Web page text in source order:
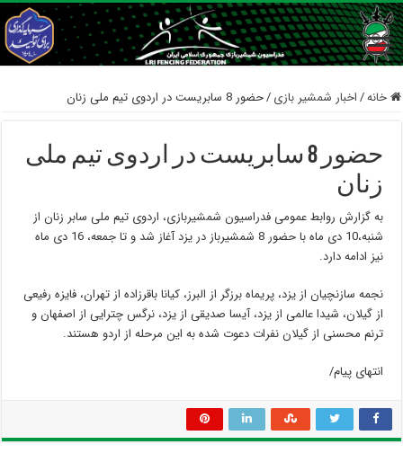
خانه/اخبار شمشیر بازی /حضور 8 سابریست در اردوی تیم ملی زنان
حضور 8 سابریست در اردوی تیم ملی
زنان
به گزارش روابط عمومی فدراسیون شمشیربازی، اردوی تیم ملی سابر زنان از
شنبه،10 دی ماه با حضور 8 شمشیرباز در یزد آغاز شد و تا جمعه، 16 دی ماه
نیز ادامه دارد.
نجمه سازنچیان از یزد، پریماه برزگر از البرز، کیانا باقرزاده از تهران، فایزه رفیعی
از گیلان، شیدا عالمی از یزد، آیسا صدیقی از یزد، نرگس چترایی از اصفهان و
ترنم محسنی از گیلان نفرات دعوت شده به این مرحله از اردو هستند.
انتهای پیام/